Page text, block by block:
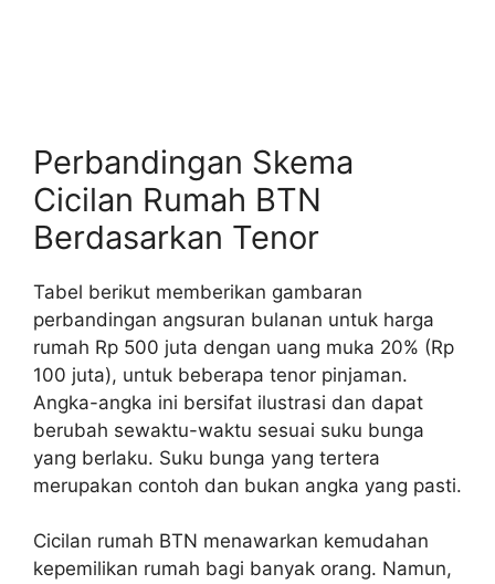
Perbandingan Skema
Cicilan Rumah BTN
Berdasarkan Tenor
Tabel berikut memberikan gambaran
perbandingan angsuran bulanan untuk harga
rumah Rp 500 juta dengan uang muka 20% (Rp
100 juta), untuk beberapa tenor pinjaman.
Angka-angka ini bersifat ilustrasi dan dapat
berubah sewaktu-waktu sesuai suku bunga
yang berlaku. Suku bunga yang tertera
merupakan contoh dan bukan angka yang pasti.
Cicilan rumah BTN menawarkan kemudahan
kepemilikan rumah bagi banyak orang. Namun,